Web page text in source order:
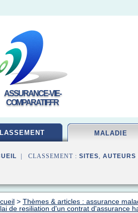
ASSURANCE-VIE-
COMPARATIF.FR
MALADIE
| CLASSEMENT : SITES, AUTEURS
> Thèmes & articles : assurance
de resiliation d'un contrat d'assurance